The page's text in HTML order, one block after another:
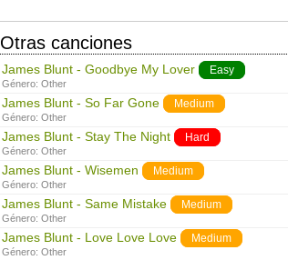
Otras canciones
James Blunt - Goodbye My Lover Easy
Género: Other
James Blunt - So Far Gone Medium
Género: Other
James Blunt - Stay The Night Hard
Género: Other
James Blunt - Wisemen Medium
Género: Other
James Blunt - Same Mistake Medium
Género: Other
James Blunt - Love Love Love Medium
Género: Other